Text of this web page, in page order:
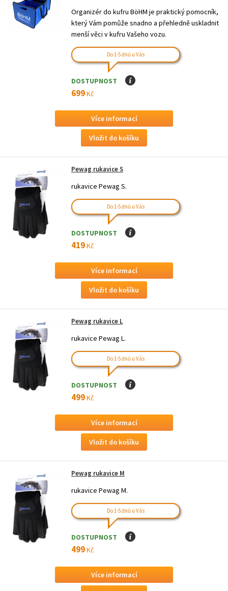
Organizér do kufru BöHM je praktický pomocník,
který Vám pomůže snadno a přehledně uskladnit
menší věci v kufru Vašeho vozu.
Do 1-5 dnů u Vás
DOSTUPNOST I
699Kč
Více informací
Pewag rukavice S
rukavice Pewag S.
Do 1-5 dnů u Vás
DOSTUPNOST I
419Kč
Více informací
Pewag rukavice L
rukavice Pewag L.
Do 1-5 dnů u Vás
DOSTUPNOST I
499Kč
Více informací
Pewag rukavice M
rukavice Pewag M.
Do 1-5 dnů u Vás
DOSTUPNOST I
499Kč
Více informací